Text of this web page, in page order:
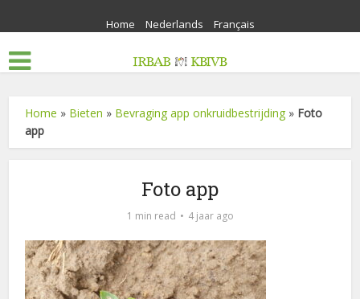
Home Nederlands Français
Home » Bieten » Bevraging app onkruidbestrijding » Foto
app
Foto app
1 min read 4 jaar ago